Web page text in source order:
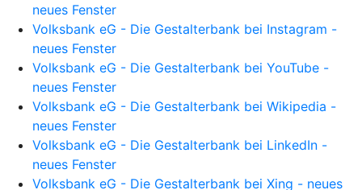
neues Fenster
Volksbank eG - Die Gestalterbank bei Instagram -
neues Fenster
Volksbank eG - Die Gestalterbank bei YouTube -
neues Fenster
Volksbank eG - Die Gestalterbank bei Wikipedia -
neues Fenster
Volksbank eG - Die Gestalterbank bei LinkedIn -
neues Fenster
Volksbank eG - Die Gestalterbank bei Xing - neues